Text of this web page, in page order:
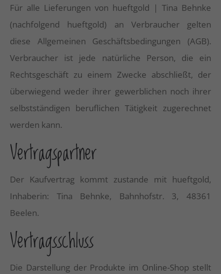
Für alle Lieferungen von hueftgold | Tina Behnke
(nachfolgend hueftgold) an Verbraucher gelten
diese Allgemeinen Geschäftsbedingungen (AGB).
Verbraucher ist jede natürliche Person, die ein
Rechtsgeschäft zu einem Zwecke abschließt, der
überwiegend weder ihrer gewerblichen noch ihrer
selbstständigen beruflichen Tätigkeit zugerechnet
werden kann.
Vertragspartner
Der Kaufvertrag kommt zustande mit hueftgold,
Inhaberin: Tina Behnke, Bahnhofstr. 3, 48361
Beelen.
Vertragsschluss
Die Darstellung der Produkte im Online-Shop stellt